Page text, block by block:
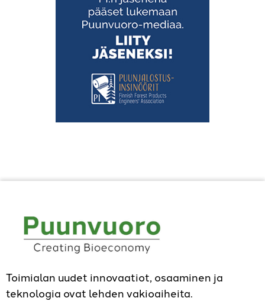
Toimialan uudet innovaatiot, osaaminen ja
teknologia ovat lehden vakioaiheita.